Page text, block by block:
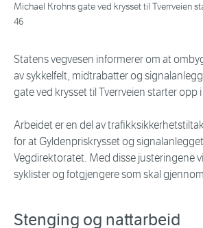
Michael Krohns gate ved krysset til Tverrveien
46
Statens vegvesen informerer om at
av sykkelfelt, midtrabatter og
gate ved krysset til Tverrveien starter opp
Arbeidet er en del av
for at Gyldenpriskrysset og
Vegdirektoratet. Med disse justeringene
syklister og fotgjengere som skal
Stenging og nattarbeid